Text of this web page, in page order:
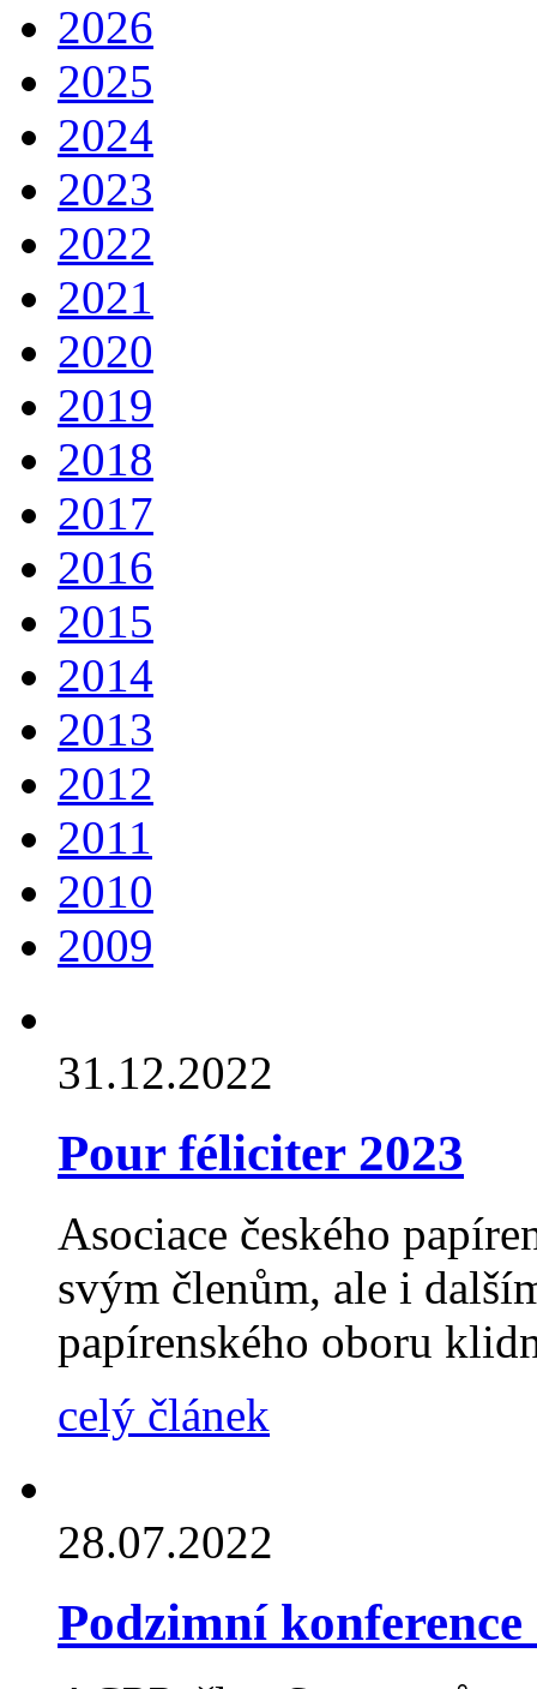
2026
2025
2024
2023
2022
2021
2020
2019
2018
2017
2016
2015
2014
2013
2012
2011
2010
2009
31.12.2022
Pour féliciter 2023
Asociace českého
svým členům, ale i
papírenského oboru
celý článek
28.07.2022
Podzimní